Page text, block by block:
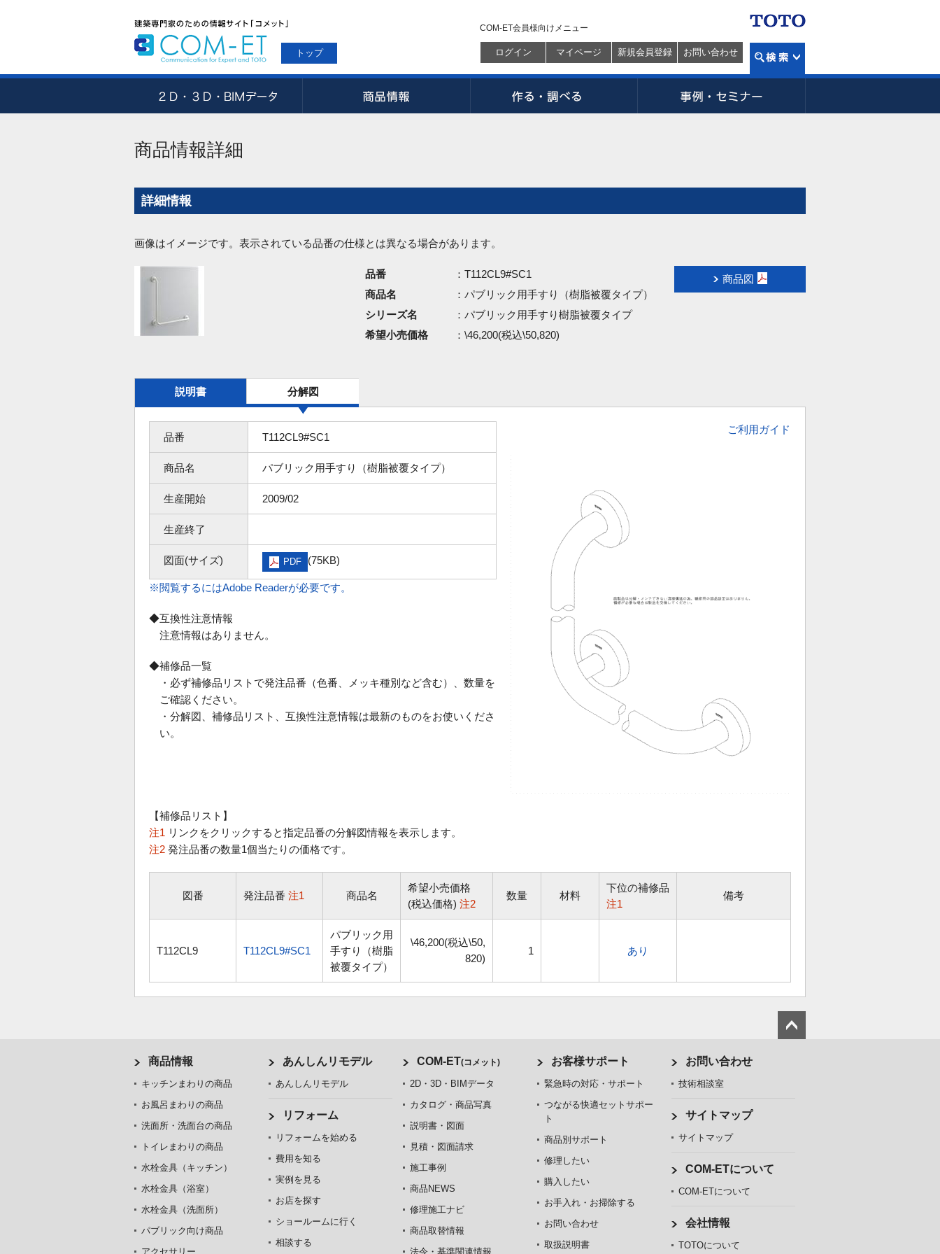
トップ
COM-ET会員様向けメニュー
ログイン マイページ 新規会員登録 お問い合わせ
商品情報詳細
詳細情報
画像はイメージです。表示されている品番の仕様とは異なる場合があります。
品番
：T112CL9#SC1
商品名
：パブリック用手すり（樹脂被覆タイプ）
シリーズ名
：パブリック用手すり樹脂被覆タイプ
希望小売価格
：\46,200(税込\50,820)
商品図
説明書 分解図
品番 T112CL9#SC1
商品名 パブリック用手すり（樹脂被覆タイプ）
生産開始 2009/02
生産終了
図面(サイズ) PDF (75KB)
※閲覧するにはAdobe Readerが必要です。
◆互換性注意情報
注意情報はありません。
◆補修品一覧
・必ず補修品リストで発注品番（色番、メッキ種別など含む）、数量を
ご確認ください。
・分解図、補修品リスト、互換性注意情報は最新のものをお使いくださ
い。
ご利用ガイド
【補修品リスト】
注1 リンクをクリックすると指定品番の分解図情報を表示します。
注2 発注品番の数量1個当たりの価格です。
図番 発注品番 注1 商品名
希望小売価格
(税込価格) 注2
数量 材料
下位の補修品
注1
備考
T112CL9 T112CL9#SC1
パブリック用
手すり（樹脂
被覆タイプ）
\46,200(税込\50,
820)
1 あり
商品情報
キッチンまわりの商品
お風呂まわりの商品
洗面所・洗面台の商品
トイレまわりの商品
水栓金具（キッチン）
水栓金具（浴室）
水栓金具（洗面所）
パブリック向け商品
アクセサリー
あんしんリモデル
あんしんリモデル
リフォーム
リフォームを始める
費用を知る
実例を見る
お店を探す
ショールームに行く
相談する
COM-ET(コメット)
2D・3D・BIMデータ
カタログ・商品写真
説明書・図面
見積・図面請求
施工事例
商品NEWS
修理施工ナビ
商品取替情報
法令・基準関連情報
お客様サポート
緊急時の対応・サポート
つながる快適セットサポー
ト
商品別サポート
修理したい
購入したい
お手入れ・お掃除する
お問い合わせ
取扱説明書
お問い合わせ
技術相談室
サイトマップ
サイトマップ
COM-ETについて
COM-ETについて
会社情報
TOTOについて